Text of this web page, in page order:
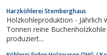
Harzköhlerei Stemberghaus
Holzkohleproduktion - Jährlich
Tonnen reine
produziert...